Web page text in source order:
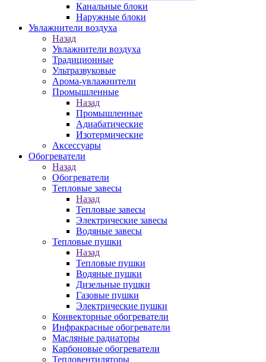
Канальные блоки
Наружные блоки
Увлажнители воздуха
Назад
Увлажнители воздуха
Традиционные
Ультразвуковые
Арома-увлажнители
Промышленныe
Назад
Промышленныe
Адиабатические
Изотермические
Аксессуары
Обогреватели
Назад
Обогреватели
Тепловые завесы
Назад
Тепловые завесы
Электрические завесы
Водяные завесы
Тепловые пушки
Назад
Тепловые пушки
Водяные пушки
Дизельные пушки
Газовые пушки
Электрические пушки
Конвекторные обогреватели
Инфракрасные обогреватели
Масляные радиаторы
Карбоновые обогреватели
Тепловентиляторы